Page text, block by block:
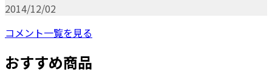
2014/12/02
コメント一覧を見る
おすすめ商品